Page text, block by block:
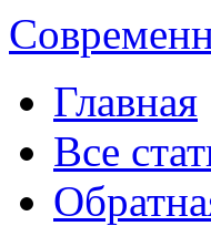
Главная
Все